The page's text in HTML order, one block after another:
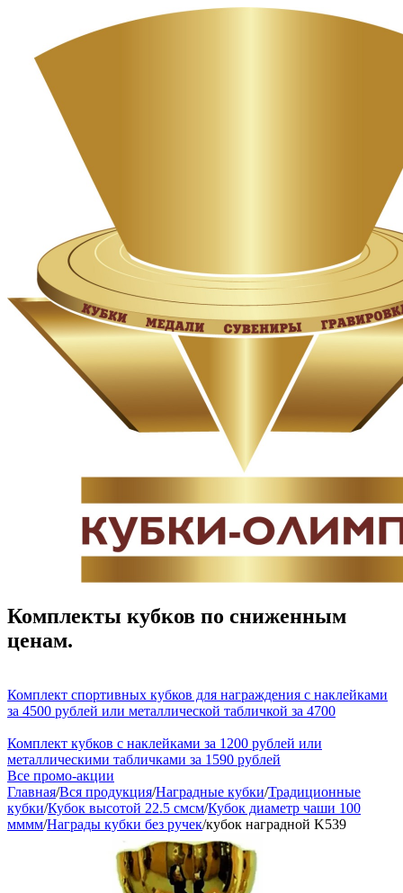
Комплекты кубков по сниженным
ценам.
Комплект спортивных кубков для награждения с наклейками
за 4500 рублей или металлической табличкой за 4700
Комплект кубков с наклейками за 1200 рублей или
металлическими табличками за 1590 рублей
Все промо-акции
Главная/Вся продукция/Наградные кубки/Традиционные
кубки/Кубок высотой 22.5 смсм/Кубок диаметр чаши 100
мммм/Награды кубки без ручек/кубок наградной K539